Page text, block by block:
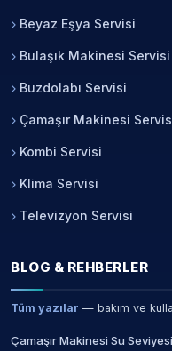
Beyaz Eşya Servisi
Bulaşık Makinesi Servisi
Buzdolabı Servisi
Çamaşır Makinesi
Kombi Servisi
Klima Servisi
Televizyon Servisi
BLOG & REHBERLER
Tüm yazılar — bakım ve
Çamaşır Makinesi Su